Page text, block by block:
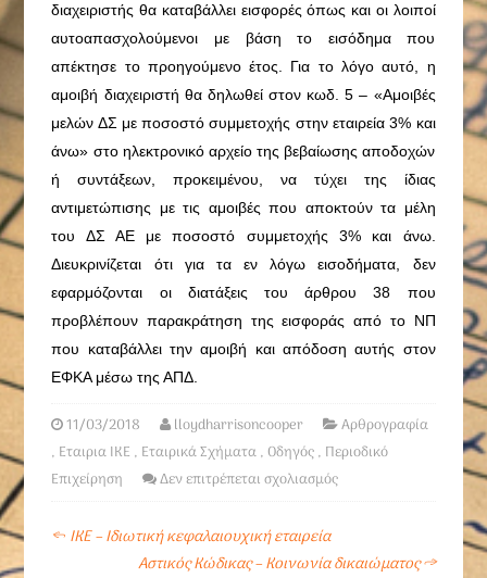
διαχειριστής θα καταβάλλει εισφορές όπως και οι λοιποί
αυτοαπασχολούμενοι με βάση το εισόδημα που
απέκτησε το προηγούμενο έτος. Για το λόγο αυτό, η
αμοιβή διαχειριστή θα δηλωθεί στον κωδ. 5 – «Αμοιβές
μελών ΔΣ με ποσοστό συμμετοχής στην εταιρεία 3% και
άνω» στο ηλεκτρονικό αρχείο της βεβαίωσης αποδοχών
ή συντάξεων, προκειμένου, να τύχει της ίδιας
αντιμετώπισης με τις αμοιβές που αποκτούν τα μέλη
του ΔΣ ΑΕ με ποσοστό συμμετοχής 3% και άνω.
Διευκρινίζεται ότι για τα εν λόγω εισοδήματα, δεν
εφαρμόζονται οι διατάξεις του άρθρου 38 που
προβλέπουν παρακράτηση της εισφοράς από το ΝΠ
που καταβάλλει την αμοιβή και απόδοση αυτής στον
ΕΦΚΑ μέσω της ΑΠΔ.
11/03/2018 lloydharrisoncooper
Αρθρογραφία
, Εταιρια ΙΚΕ , Εταιρικά Σχήματα, Οδηγός, Περιοδικό
Επιχείρηση
Δεν επιτρέπεται σχολιασμός
←ΙΚΕ – Ιδιωτική κεφαλαιουχική εταιρεία
Αστικός Κώδικας – Κοινωνία δικαιώματος→